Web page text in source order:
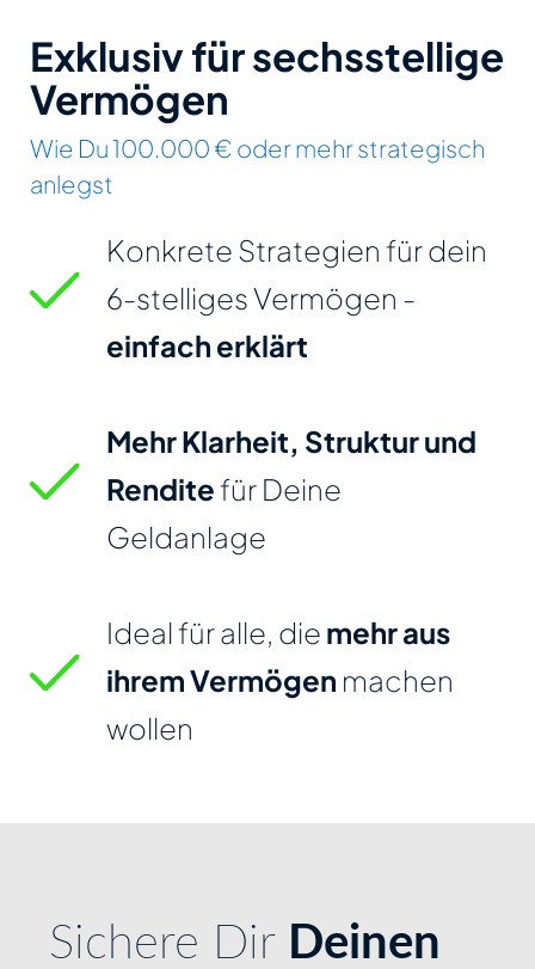
Exklusiv für sechs­stellige
Vermögen
Wie Du 100.000 € oder mehr strategisch
anlegst
Konkrete Strategien für dein
6-stelliges Vermögen -
einfach erklärt
Mehr Klarheit, Struktur und
Renditefür Deine
Geldanlage
Ideal für alle, die mehr aus
ihrem Vermögen machen
wollen
Sichere Dir Deinen